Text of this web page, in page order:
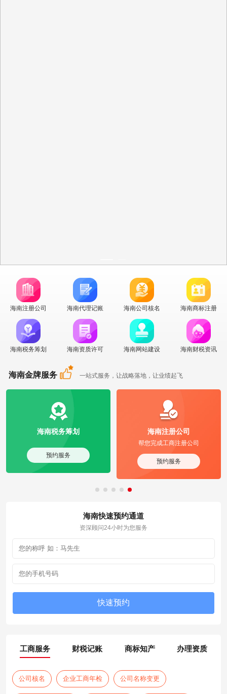
海南注册公司 海南代理记账 海南公司核名 海南商标注册
海南税务筹划 海南资质许可 海南网站建设 海南财税资讯
海南金牌服务 一站式服务，让战略落地，让业绩起飞
海南税务筹划
预约服务
海南注册公司
帮您完成工商注册公司
预约服务
海南快速预约通道
资深顾问24小时为您服务
工商服务 财税记账 商标知产 办理资质
公司核名 企业工商年检 公司名称变更